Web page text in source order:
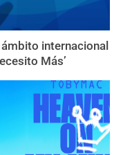
internacional
Más’